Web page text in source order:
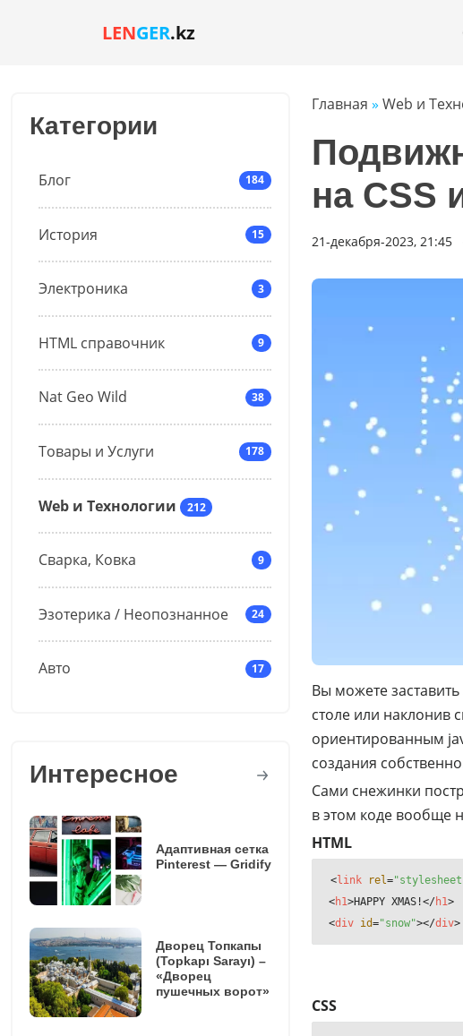
LENGER.kz
Категории
Блог 184
История 15
Электроника 3
HTML справочник 9
Nat Geo Wild 38
Товары и Услуги 178
Web и Технологии 212
Сварка, Ковка 9
Эзотерика / Неопознанное 24
Авто 17
Интересное
Адаптивная сетка
Pinterest — Gridify
Дворец Топкапы
(Topkapı Sarayı) –
«Дворец
пушечных ворот»
Главная » Web и
на CSS
21-декабря-2023, 21:45
Вы можете
столе или наклонив
ориентированным
создания
Сами снежинки
в этом коде вообще
HTML
<link rel=
<h1>HAPPY XMAS!</ h1>
<div id="snow"></div>
CSS